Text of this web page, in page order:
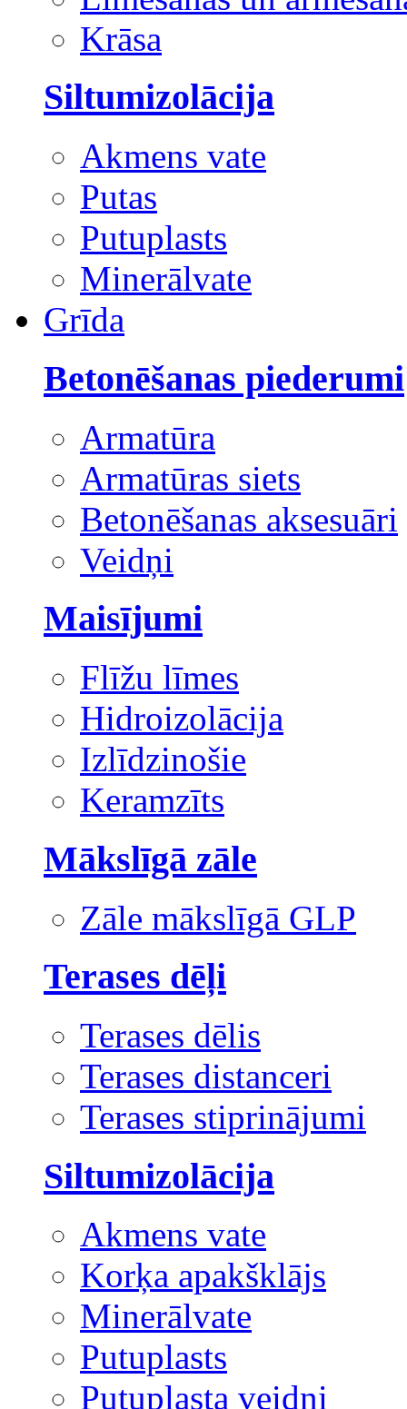
Krāsa
Siltumizolācija
Akmens vate
Putas
Putuplasts
Minerālvate
Grīda
Betonēšanas piederumi
Armatūra
Armatūras siets
Betonēšanas aksesuāri
Veidņi
Maisījumi
Flīžu līmes
Hidroizolācija
Izlīdzinošie
Keramzīts
Mākslīgā zāle
Zāle mākslīgā GLP
Terases dēļi
Terases dēlis
Terases distanceri
Terases stiprinājumi
Siltumizolācija
Akmens vate
Korķa apakšklājs
Minerālvate
Putuplasts
Putuplasta veidņi